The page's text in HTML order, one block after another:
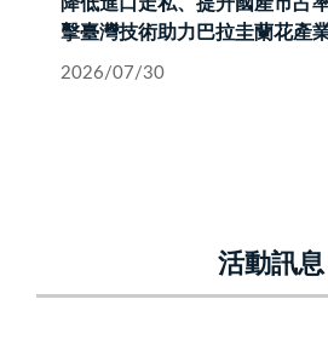
擊臺灣技術助力巴拉圭蘭花產
2026/07/30
活動訊息